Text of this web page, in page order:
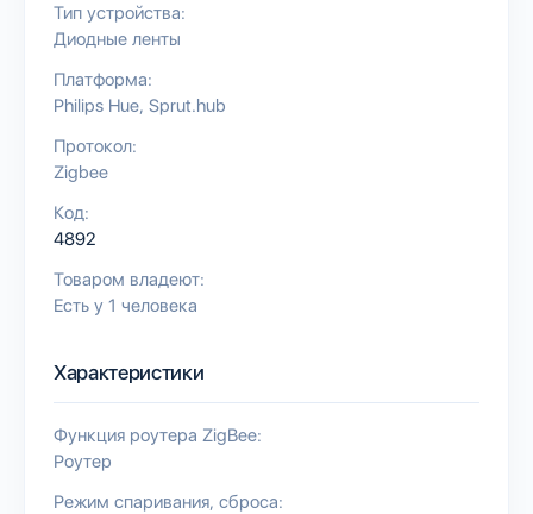
Тип устройства:
Диодные ленты
Платформа:
Philips Hue Sprut.hub
Протокол:
Zigbee
Код:
4892
Товаром владеют:
Есть у 1 человека
Характеристики
Функция роутера ZigBee:
Роутер
Режим спаривания, сброса: